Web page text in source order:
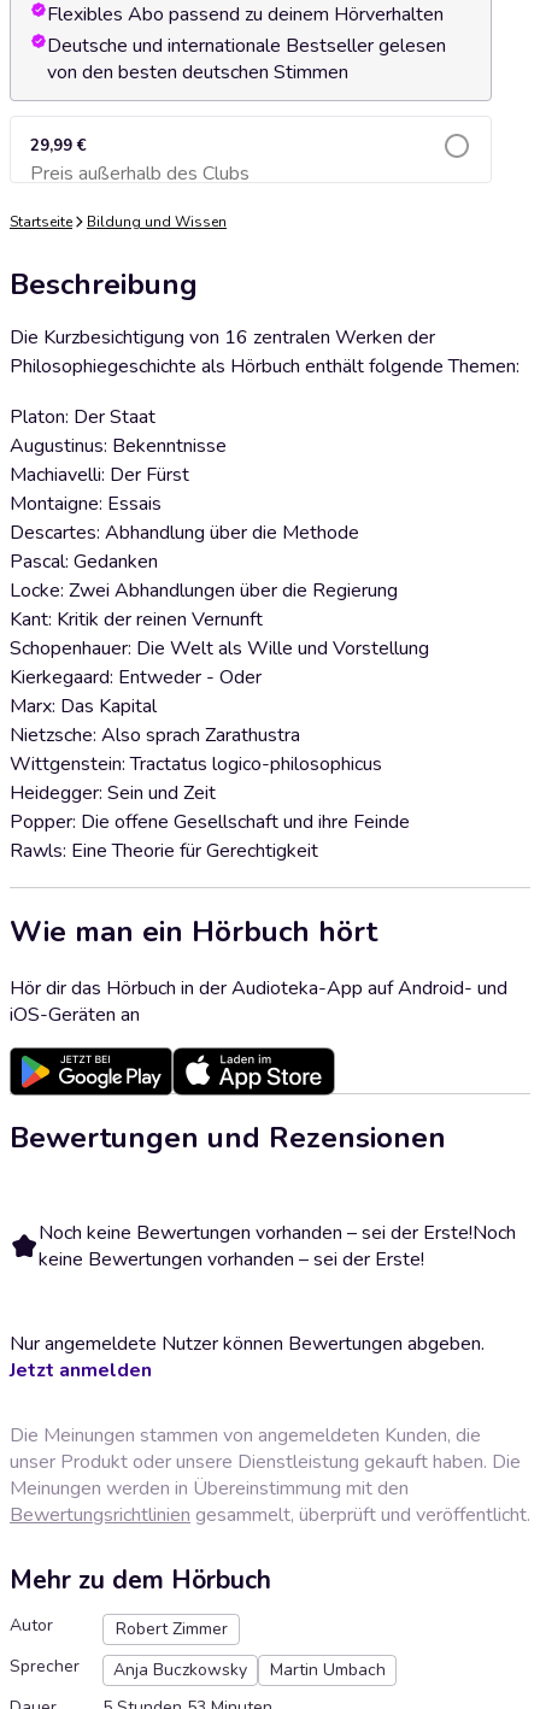
Flexibles Abo passend zu deinem Hörverhalten
Deutsche und internationale Bestseller gelesen
von den besten deutschen Stimmen
29,99 €
Preis außerhalb des ClubsZum Warenkorb hinzufügen
Startseite Bildung und Wissen
Beschreibung
Die Kurzbesichtigung von 16 zentralen Werken der
Philosophiegeschichte als Hörbuch enthält folgende Themen:
Platon: Der Staat
Augustinus: Bekenntnisse
Machiavelli: Der Fürst
Montaigne: Essais
Descartes: Abhandlung über die Methode
Pascal: Gedanken
Locke: Zwei Abhandlungen über die Regierung
Kant: Kritik der reinen Vernunft
Schopenhauer: Die Welt als Wille und Vorstellung
Kierkegaard: Entweder - Oder
Marx: Das Kapital
Nietzsche: Also sprach Zarathustra
Wittgenstein: Tractatus logico-philosophicus
Heidegger: Sein und Zeit
Popper: Die offene Gesellschaft und ihre Feinde
Rawls: Eine Theorie für Gerechtigkeit
Wie man ein Hörbuch hört
Hör dir das Hörbuch in der Audioteka-App auf Android- und
iOS-Geräten an
Bewertungen und Rezensionen
Noch keine Bewertungen vorhanden – sei der Erste!Noch
keine Bewertungen vorhanden – sei der Erste!
Nur angemeldete Nutzer können Bewertungen abgeben.
Jetzt anmelden
Die Meinungen stammen von angemeldeten Kunden, die
unser Produkt oder unsere Dienstleistung gekauft haben. Die
Meinungen werden in Übereinstimmung mit den
Bewertungsrichtlinien gesammelt, überprüft und veröffentlicht.
Mehr zu dem Hörbuch
Autor
Robert Zimmer
Sprecher
Anja Buczkowsky
Martin Umbach